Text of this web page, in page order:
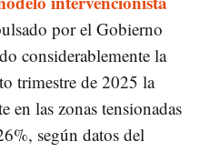
por el Gobierno
considerablemente la
trimestre de 2025 la
en las zonas tensionadas
según datos del